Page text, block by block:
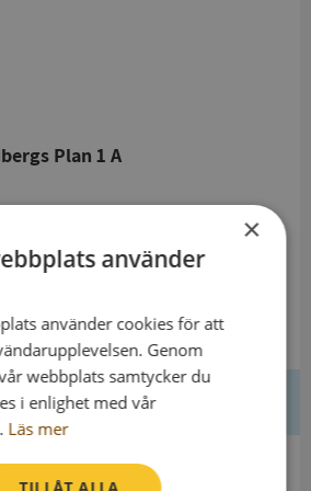
Plan 1 A
Plan 1 A
×
använder
använder cookies för att
Genom
webbplats samtycker du
i enlighet med vår
Läs mer